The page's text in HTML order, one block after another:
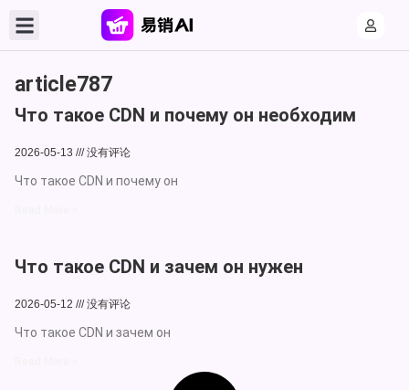
article787
Что такое CDN и почему он необходим
2026-05-13 没有评论
Что такое CDN и почему он
Что такое CDN и зачем он нужен
2026-05-12 没有评论
Что такое CDN и зачем он